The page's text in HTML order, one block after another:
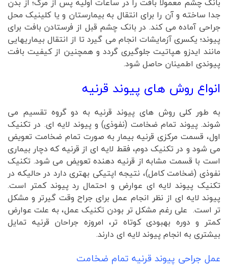
جدا ساخته و آن را برای انتقال به بیمارستان و یا کلینیک محل
جراحی آماده می کند. در بانک چشم قبل از فرستادن بافت برای
پیوند؛ یکسری آزمایشات انجام می گیرد تا از انتقال بیماریهایی
مانند ایدزو هپاتیت جلوگیری گردد و همچنین از کیفیت بافت
پیوندی اطمینان حاصل شود.
انواع روش های پیوند قرنیه
به طور کلی روش های پیوند قرنیه به دو گروه تقسیم می
شوند. پیوند تمام ضخامت (نفوذی) و پیوند لایه ای. در تکنیک
اول، قسمت مرکزی قرنیه بیمار به صورت تمام ضخامت تعویض
می شود و در تکنیک دوم، فقط لایه ای از قرنیه که دچار بیماری
است با قسمت مشابه از قرنیه دهنده تعویض می شود. تکنیک
نفوذی (ضخامت کامل)، نتیجه اپتیکی بهتری دارد در حالیکه در
تکنیک پیوند لایه ای عوارض و احتمال رد پیوند کمتر است.
پیوند لایه ای از نظر انجام عمل برای جراح وقت گیرتر و مشکل
تر است. علی رغم مشکل تر بودن تکنیک عمل، به علت عوارض
کمتر و دوره بهبودی کوتاه تر، امروزه جراحان قرنیه تمایل
بیشتری به انجام پیوند لایه ای دارند.
عمل جراحی پیوند قرنیه تمام ضخامت